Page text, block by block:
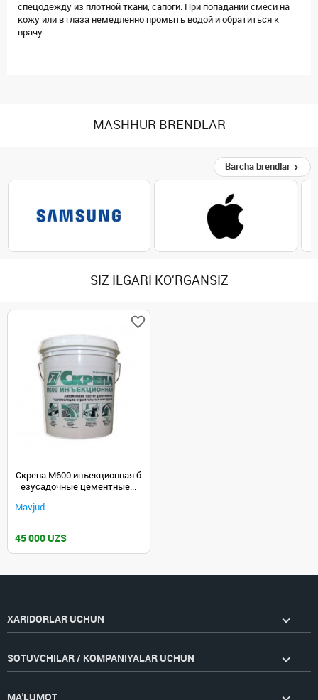
спецодежду из плотной ткани, сапоги. При попадании смеси на
кожу или в глаза немедленно промыть водой и обратиться к
врачу.
MASHHUR BRENDLAR
Barcha brendlar
SIZ ILGARI KO‘RGANSIZ
Скрепа М600 инъекционная б
езусадочные цементные...
Mavjud
45 000 UZS
XARIDORLAR UCHUN
SOTUVCHILAR / KOMPANIYALAR UCHUN
MA'LUMOT